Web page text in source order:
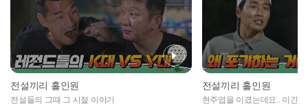
전설끼리 홀인원
전설들의 그때 그 시절 이야기
전설끼리 홀인원
현주엽을 이겼는데요.. 이긴